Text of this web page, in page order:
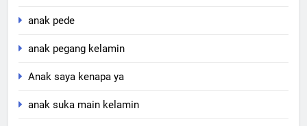
anak pede
anak pegang kelamin
Anak saya kenapa ya
anak suka main kelamin